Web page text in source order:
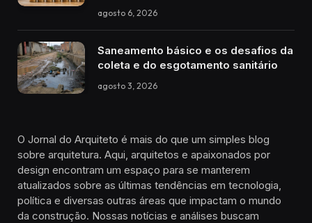
agosto 6, 2026
Saneamento básico e os desafios da
coleta e do esgotamento sanitário
agosto 3, 2026
O Jornal do Arquiteto é mais do que um simples blog
sobre arquitetura. Aqui, arquitetos e apaixonados por
design encontram um espaço para se manterem
atualizados sobre as últimas tendências em tecnologia,
política e diversas outras áreas que impactam o mundo
da construção. Nossas notícias e análises buscam